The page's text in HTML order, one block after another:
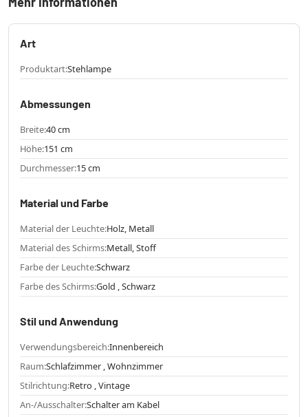
Art
Produktart:Stehlampe
Abmessungen
Breite:40 cm
Höhe:151 cm
Durchmesser:15 cm
Material und Farbe
Material der Leuchte:Holz, Metall
Material des Schirms:Metall, Stoff
Farbe der Leuchte:Schwarz
Farbe des Schirms:Gold , Schwarz
Stil und Anwendung
Verwendungsbereich:Innenbereich
Raum:Schlafzimmer , Wohnzimmer
Stilrichtung:Retro , Vintage
An-/Ausschalter:Schalter am Kabel